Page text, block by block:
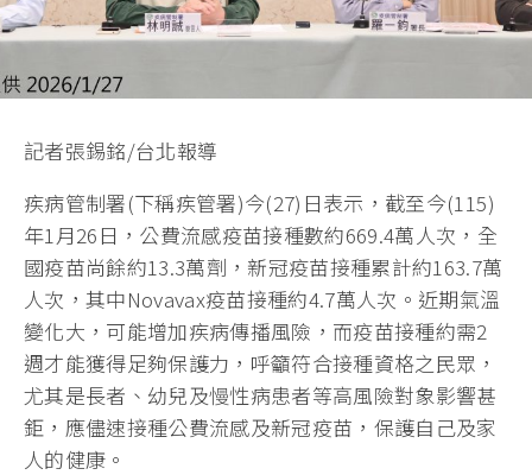
記者張錫銘/台北報導
疾病管制署(下稱疾管署)今(27)日表示，截至今(115)
年1月26日，公費流感疫苗接種數約669.4萬人次，全
國疫苗尚餘約13.3萬劑，新冠疫苗接種累計約163.7萬
人次，其中Novavax疫苗接種約4.7萬人次。近期氣溫
變化大，可能增加疾病傳播風險，而疫苗接種約需2
週才能獲得足夠保護力，呼籲符合接種資格之民眾，
尤其是長者、幼兒及慢性病患者等高風險對象影響甚
鉅，應儘速接種公費流感及新冠疫苗，保護自己及家
人的健康。